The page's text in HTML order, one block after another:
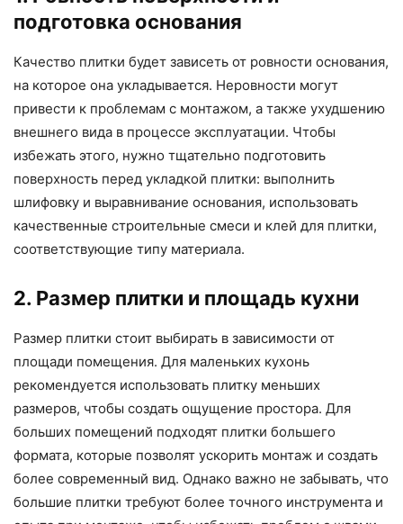
подготовка основания
Качество плитки будет зависеть от ровности основания,
на которое она укладывается. Неровности могут
привести к проблемам с монтажом, а также ухудшению
внешнего вида в процессе эксплуатации. Чтобы
избежать этого, нужно тщательно подготовить
поверхность перед укладкой плитки: выполнить
шлифовку и выравнивание основания, использовать
качественные строительные смеси и клей для плитки,
соответствующие типу материала.
2. Размер плитки и площадь кухни
Размер плитки стоит выбирать в зависимости от
площади помещения. Для маленьких кухонь
рекомендуется использовать плитку меньших
размеров, чтобы создать ощущение простора. Для
больших помещений подходят плитки большего
формата, которые позволят ускорить монтаж и создать
более современный вид. Однако важно не забывать, что
большие плитки требуют более точного инструмента и